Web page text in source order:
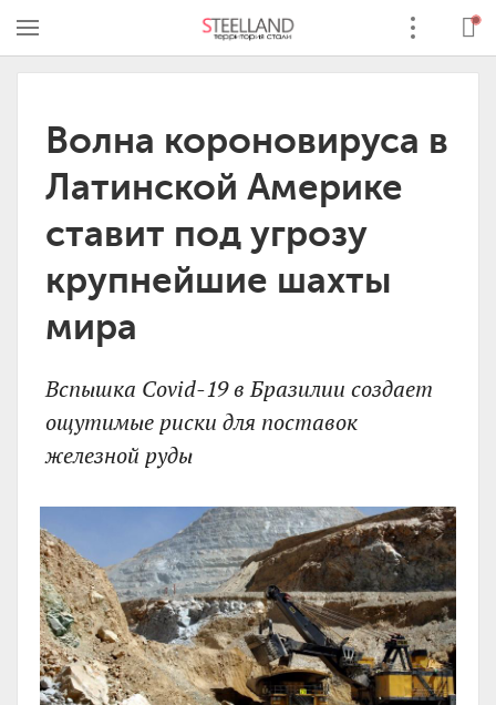
Волна короновируса в
Латинской Америке
ставит под угрозу
крупнейшие шахты
мира
Вспышка Covid-19 в Бразилии создает
ощутимые риски для поставок
железной руды